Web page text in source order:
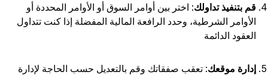
بتنفيذ تداولك: اختر بين أوامر السوق أو الأوامر المحددة أو
الشرطية، وحدد الرافعة المالية المفضلة إذا كنت تتداول
الدائمة
موقعك: تعقب صفقاتك وقم بالتعديل حسب الحاجة لإدارة